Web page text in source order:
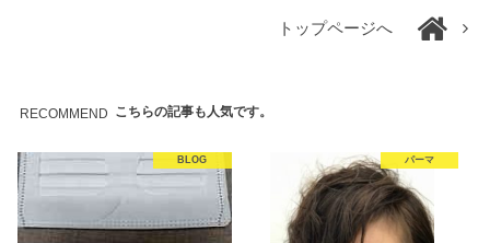
トップページへ
RECOMMEND こちらの記事も人気です。
BLOG パーマ